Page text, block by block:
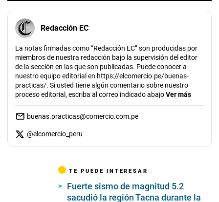
Redacción EC
La notas firmadas como “Redacción EC” son producidas por
miembros de nuestra redacción bajo la supervisión del editor
de la sección en las que son publicadas. Puede conocer a
nuestro equipo editorial en https://elcomercio.pe/buenas-
practicas/. Si usted tiene algún comentario sobre nuestro
proceso editorial, escriba al correo indicado abajoVer más
buenas.practicas@comercio.com.pe
@elcomercio_peru
TE PUEDE INTERESAR
Fuerte sismo de magnitud 5.2
sacudió la región Tacna durante la